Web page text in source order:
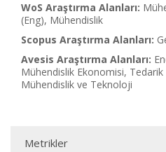
WoS Araştırma Alanları:
(Eng), Mühendislik
Scopus Araştırma Alanları:
Avesis Araştırma Alanları:
Mühendislik Ekonomisi,
Mühendislik ve Teknoloji
Metrikler